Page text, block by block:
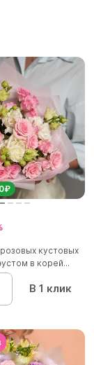
кустовых
в корей...
В 1 клик